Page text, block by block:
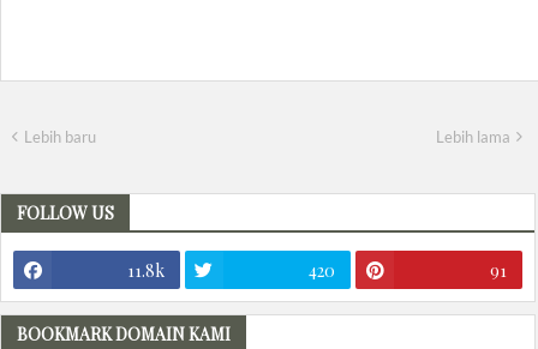
Lebih baru Lebih lama
FOLLOW US
11.8k 420 91
BOOKMARK DOMAIN KAMI